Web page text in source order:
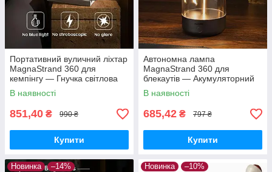
Портативний вуличний ліхтар
MagnaStrand 360 для
кемпінгу — Гнучка світлова
нитка 360° з магнітним
кріпленням та Type-C
В наявності
851,40 ₴ 990 ₴
Купити
Автономна лампа
MagnaStrand 360 для
блекаутів — Акумуляторний
світильник «Квантовий дріт» з
Type-C та потужним магнітом
В наявності
685,42 ₴ 797 ₴
Купити
Новинка
–14%
Новинка –10%